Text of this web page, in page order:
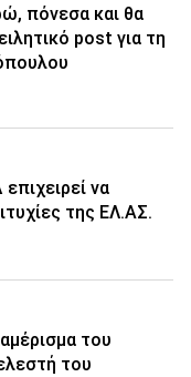
πόνεσα και θα
post για τη
να
της ΕΛ.ΑΣ.
του
του